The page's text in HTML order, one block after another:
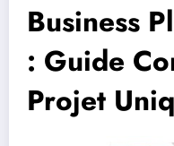
Business
: Guide
Projet